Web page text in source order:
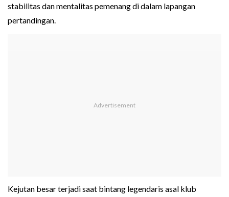
stabilitas dan mentalitas pemenang di dalam lapangan
pertandingan.
Kejutan besar terjadi saat bintang legendaris asal klub